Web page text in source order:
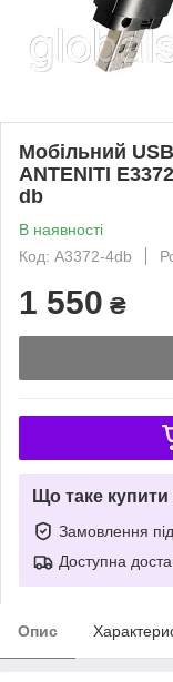
Мобільний
ANTENITI
db
В наявності
Код: A3372-4db
1 550 ₴
Що таке
Замовлення
Доступна
Опис